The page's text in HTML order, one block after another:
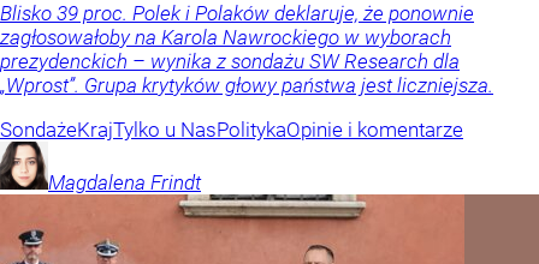
Blisko 39 proc. Polek i Polaków deklaruje, że ponownie
zagłosowałoby na Karola Nawrockiego w wyborach
prezydenckich – wynika z sondażu SW Research dla
„Wprost”. Grupa krytyków głowy państwa jest liczniejsza.
SondażeKrajTylko u NasPolitykaOpinie i komentarze
Magdalena Frindt